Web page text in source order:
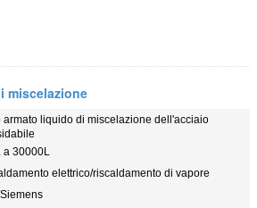
miscelazione
armato liquido di miscelazione dell'acciaio
a 30000L
elettrico/riscaldamento di vapore